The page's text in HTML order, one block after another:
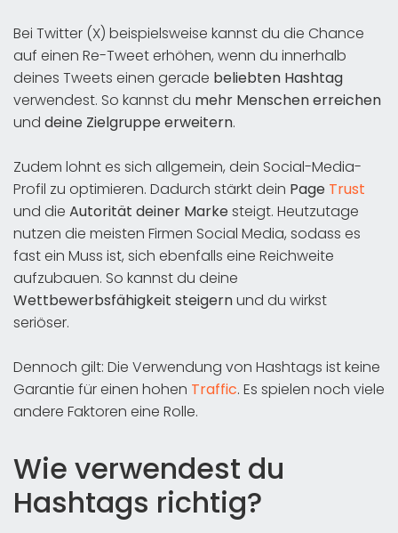
Bei Twitter (X) beispielsweise kannst du die Chance
auf einen Re-Tweet erhöhen, wenn du innerhalb
deines Tweets einen gerade beliebten Hashtag
verwendest. So kannst du mehr Menschen erreichen
und deine Zielgruppe erweitern.
Zudem lohnt es sich allgemein, dein Social-Media-
Profil zu optimieren. Dadurch stärkt dein Page Trust
und die Autorität deiner Markesteigt. Heutzutage
nutzen die meisten Firmen Social Media, sodass es
fast ein Muss ist, sich ebenfalls eine Reichweite
aufzubauen. So kannst du deine
Wettbewerbsfähigkeit steigernund du wirkst
seriöser.
Dennoch gilt: Die Verwendung von Hashtags ist keine
Garantie für einen hohen Traffic. Es spielen noch viele
andere Faktoren eine Rolle.
Wie verwendest du
Hashtags richtig?